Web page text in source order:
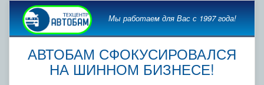
Мы работаем для Вас с 1997 года!
АВТОБАМ СФОКУСИРОВАЛСЯ
НА ШИННОМ БИЗНЕСЕ!